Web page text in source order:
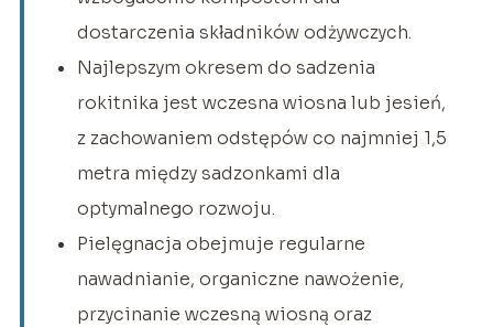
dostarczenia składników odżywczych.
Najlepszym okresem do sadzenia
rokitnika jest wczesna wiosna lub jesień,
z zachowaniem odstępów co najmniej 1,5
metra między sadzonkami dla
optymalnego rozwoju.
Pielęgnacja obejmuje regularne
nawadnianie, organiczne nawożenie,
przycinanie wczesną wiosną oraz